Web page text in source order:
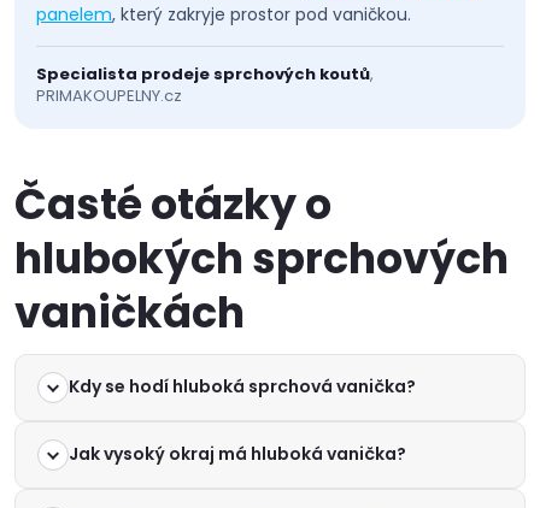
u
panelem, který zakryje prostor pod vaničkou.
Specialista prodeje sprchových koutů,
PRIMAKOUPELNY.cz
Časté otázky o
hlubokých sprchových
vaničkách
Kdy se hodí hluboká sprchová vanička?
Jak vysoký okraj má hluboká vanička?